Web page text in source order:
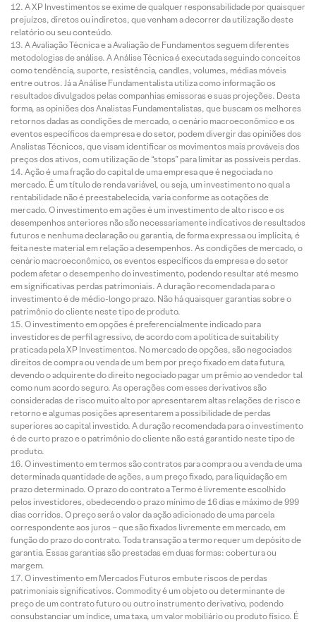
A XP Investimentos se exime de qualquer responsabilidade por quaisquer
prejuízos, diretos ou indiretos, que venham a decorrer da utilização deste
relatório ou seu conteúdo.
A Avaliação Técnica e a Avaliação de Fundamentos seguem diferentes
metodologias de análise. A Análise Técnica é executada seguindo conceitos
como tendência, suporte, resistência, candles, volumes, médias móveis
entre outros. Já a Análise Fundamentalista utiliza como informação os
resultados divulgados pelas companhias emissoras e suas projeções. Desta
forma, as opiniões dos Analistas Fundamentalistas, que buscam os melhores
retornos dadas as condições de mercado, o cenário macroeconômico e os
eventos específicos da empresa e do setor, podem divergir das opiniões dos
Analistas Técnicos, que visam identificar os movimentos mais prováveis dos
preços dos ativos, com utilização de “stops” para limitar as possíveis perdas.
Ação é uma fração do capital de uma empresa que é negociada no
mercado. É um título de renda variável, ou seja, um investimento no qual a
rentabilidade não é preestabelecida, varia conforme as cotações de
mercado. O investimento em ações é um investimento de alto risco e os
desempenhos anteriores não são necessariamente indicativos de resultados
futuros e nenhuma declaração ou garantia, de forma expressa ou implícita, é
feita neste material em relação a desempenhos. As condições de mercado, o
cenário macroeconômico, os eventos específicos da empresa e do setor
podem afetar o desempenho do investimento, podendo resultar até mesmo
em significativas perdas patrimoniais. A duração recomendada para o
investimento é de médio-longo prazo. Não há quaisquer garantias sobre o
patrimônio do cliente neste tipo de produto.
O investimento em opções é preferencialmente indicado para
investidores de perfil agressivo, de acordo com a política de suitability
praticada pela XP Investimentos. No mercado de opções, são negociados
direitos de compra ou venda de um bem por preço fixado em data futura,
devendo o adquirente do direito negociado pagar um prêmio ao vendedor tal
como num acordo seguro. As operações com esses derivativos são
consideradas de risco muito alto por apresentarem altas relações de risco e
retorno e algumas posições apresentarem a possibilidade de perdas
superiores ao capital investido. A duração recomendada para o investimento
é de curto prazo e o patrimônio do cliente não está garantido neste tipo de
produto.
O investimento em termos são contratos para compra ou a venda de uma
determinada quantidade de ações, a um preço fixado, para liquidação em
prazo determinado. O prazo do contrato a Termo é livremente escolhido
pelos investidores, obedecendo o prazo mínimo de 16 dias e máximo de 999
dias corridos. O preço será o valor da ação adicionado de uma parcela
correspondente aos juros – que são fixados livremente em mercado, em
função do prazo do contrato. Toda transação a termo requer um depósito de
garantia. Essas garantias são prestadas em duas formas: cobertura ou
margem.
O investimento em Mercados Futuros embute riscos de perdas
patrimoniais significativos. Commodity é um objeto ou determinante de
preço de um contrato futuro ou outro instrumento derivativo, podendo
consubstanciar um índice, uma taxa, um valor mobiliário ou produto físico. É